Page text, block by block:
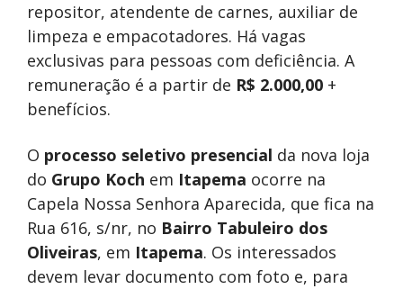
repositor, atendente de carnes, auxiliar de
limpeza e empacotadores. Há vagas
exclusivas para pessoas com deficiência. A
remuneração é a partir de R$ 2.000,00 +
benefícios.
O processo seletivo presencial da nova loja
do Grupo Koch em Itapema ocorre na
Capela Nossa Senhora Aparecida, que fica na
Rua 616, s/nr, no Bairro Tabuleiro dos
Oliveiras, em Itapema. Os interessados
devem levar documento com foto e, para